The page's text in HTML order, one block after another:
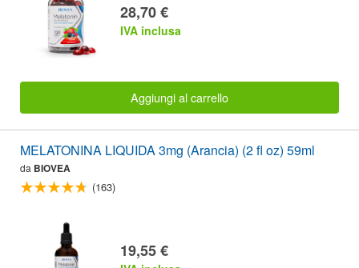
28,70 €
IVA inclusa
Aggiungi al carrello
MELATONINA LIQUIDA 3mg (Arancia) (2 fl oz) 59ml
da BIOVEA
(163)
19,55 €